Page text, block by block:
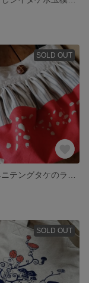
SOLD OUT
SOLD OUT